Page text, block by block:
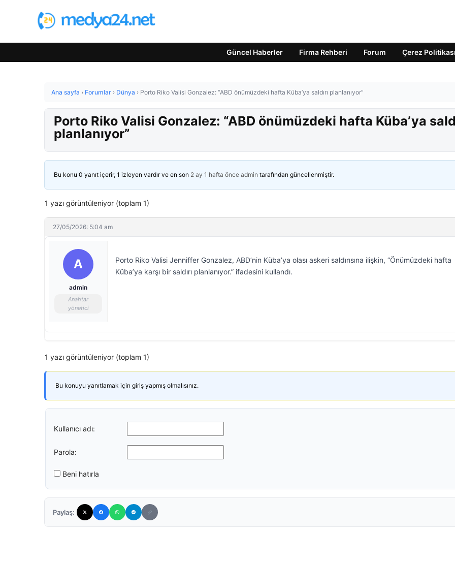
Güncel Haberler Firma Rehberi Forum Çerez Politikası
Ana sayfa › Forumlar › Dünya › Porto Riko Valisi Gonzalez: “ABD önümüzdeki hafta Küba’ya saldırı planlanıyor”
Porto Riko Valisi Gonzalez: “ABD önümüzdeki hafta Küba’ya
planlanıyor”
Bu konu 0 yanıt içerir, 1 izleyen vardır ve en son 2 ay 1 hafta önce admin tarafından güncellenmiştir.
1 yazı görüntüleniyor (toplam 1)
27/05/2026: 5:04 am
A
admin
Anahtar
yönetici
Porto Riko Valisi Jenniffer Gonzalez, ABD’nin Küba’ya olası askeri saldırısına ilişkin, “Önümüzdeki hafta
Küba’ya karşı bir saldırı planlanıyor.” ifadesini kullandı.
1 yazı görüntüleniyor (toplam 1)
Bu konuyu yanıtlamak için giriş yapmış olmalısınız.
Kullanıcı adı:
Parola:
Beni hatırla
Paylaş: